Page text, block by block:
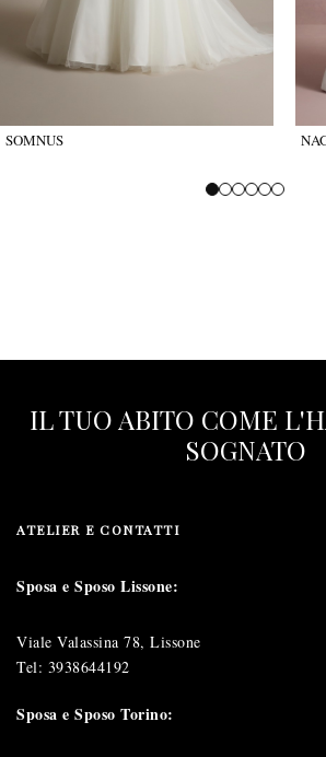
SOMNUS
IL TUO ABITO COME
SOGNATO
ATELIER E CONTATTI
Sposa e Sposo Lissone:
Viale Valassina 78, Lissone
Tel: 3938644192
Sposa e Sposo Torino: